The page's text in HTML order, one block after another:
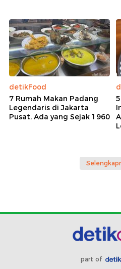
detikFood
7 Rumah Makan Padang
Legendaris di Jakarta
Pusat, Ada yang Sejak 1960
part of